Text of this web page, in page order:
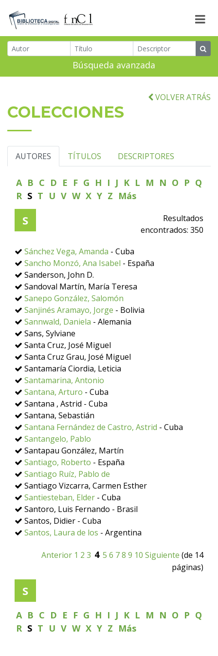
Búsqueda avanzada
VOLVER ATRÁS
COLECCIONES
AUTORES TÍTULOS DESCRIPTORES
A B C D E F G H I J K L M N O P Q
R S T U V W X Y Z Más
S
Resultados
encontrados: 350
Sánchez Vega, Amanda - Cuba
Sancho Monzó, Ana Isabel - España
Sanderson, John D.
Sandoval Martín, María Teresa
Sanepo González, Salomón
Sanjinés Aramayo, Jorge - Bolivia
Sannwald, Daniela - Alemania
Sans, Sylviane
Santa Cruz, José Miguel
Santa Cruz Grau, José Miguel
Santamaría Ciordia, Leticia
Santamarina, Antonio
Santana, Arturo - Cuba
Santana , Astrid - Cuba
Santana, Sebastián
Santana Fernández de Castro, Astrid - Cuba
Santangelo, Pablo
Santapau González, Martín
Santiago, Roberto - España
Santiago Ruíz, Pablo de
Santiago Vizcarra, Carmen Esther
Santiesteban, Elder - Cuba
Santoro, Luis Fernando - Brasil
Santos, Didier - Cuba
Santos, Laura de los - Argentina
Anterior 1 2 3 4 5 6 78 9 10 Siguiente (de 14
páginas)
S
A B C D E F G H I J K L M N O P Q
R S T U V W X Y Z Más